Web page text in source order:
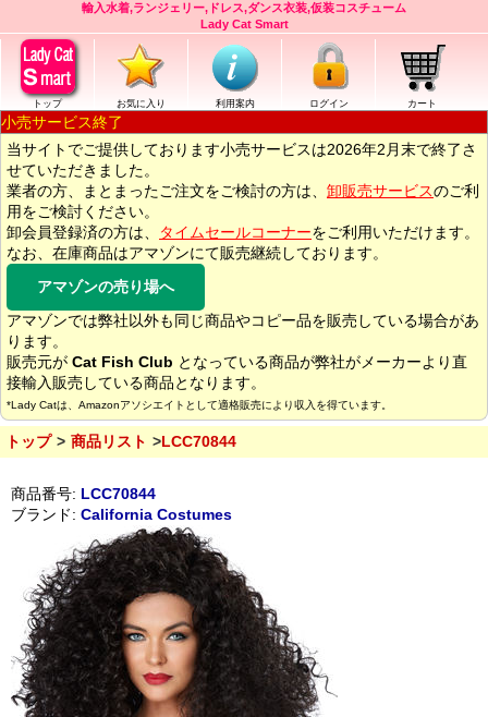
輸入水着,ランジェリー,ドレス,ダンス衣装,仮装コスチューム
Lady Cat Smart
トップ お気に入り 利用案内 ログイン カート
小売サービス終了
当サイトでご提供しております小売サービスは2026年2月末で終了さ
せていただきました。
業者の方、まとまったご注文をご検討の方は、 卸販売サービスのご利
用をご検討ください。
卸会員登録済の方は、
タイムセールコーナーをご利用いただけます。
なお、在庫商品はアマゾンにて販売継続しております。
アマゾンの売り場へ
アマゾンでは弊社以外も同じ商品やコピー品を販売している場合があ
ります。
販売元が Cat Fish Club となっている商品が弊社がメーカーより直
接輸入販売している商品となります。
*Lady Catは、Amazonアソシエイトとして適格販売により収入を得ています。
トップ 商品リスト LCC70844
商品番号: LCC70844
ブランド: California Costumes